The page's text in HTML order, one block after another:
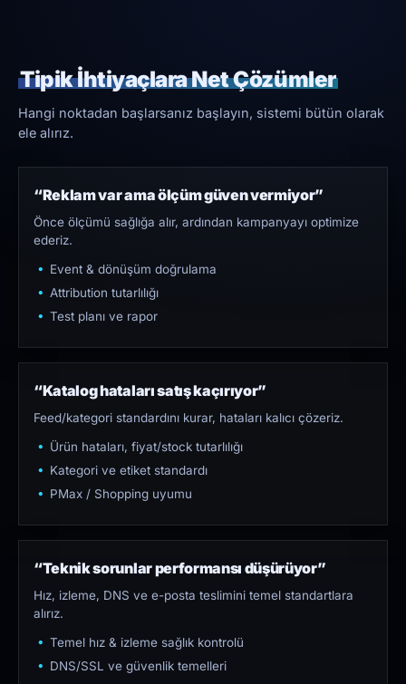
Tipik İhtiyaçlara Net Çözümler
Hangi noktadan başlarsanız başlayın, sistemi bütün olarak
ele alırız.
“Reklam var ama ölçüm güven vermiyor”
Önce ölçümü sağlığa alır, ardından kampanyayı optimize
ederiz.
Event & dönüşüm doğrulama
Attribution tutarlılığı
Test planı ve rapor
“Katalog hataları satış kaçırıyor”
Feed/kategori standardını kurar, hataları kalıcı çözeriz.
Ürün hataları, fiyat/stock tutarlılığı
Kategori ve etiket standardı
PMax / Shopping uyumu
“Teknik sorunlar performansı düşürüyor”
Hız, izleme, DNS ve e-posta teslimini temel standartlara
alırız.
Temel hız & izleme sağlık kontrolü
DNS/SSL ve güvenlik temelleri